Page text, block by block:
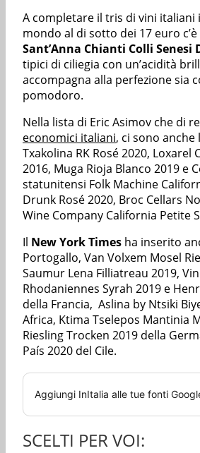
A completare il tris di vini italiani
mondo al di sotto dei 17 euro
Sant’Anna Chianti Colli Senesi
tipici di ciliegia con un’acidità
accompagna alla perfezione sia
pomodoro.
Nella lista di Eric Asimov che di
economici italiani, ci sono
Txakolina RK Rosé 2020,
2016, Muga Rioja Blanco 2019 e
statunitensi Folk Machine
Drunk Rosé 2020, Broc Cellars
Wine Company California Petite
Il New York Times ha inserito
Portogallo, Van Volxem Mosel
Saumur Lena Filliatreau 2019,
Rhodaniennes Syrah 2019 e
della Francia, Aslina by Ntsiki
Africa, Ktima Tselepos Mantinia
Riesling Trocken 2019 della
País 2020 del Cile.
Aggiungi InItalia alle tue fonti
SCELTI PER VOI: